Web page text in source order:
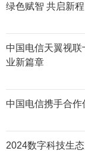
绿色赋智 共启新
中国电信天翼视
业新篇章
中国电信携手合作
2024数字科技生